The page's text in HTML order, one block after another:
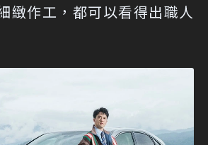
緻作工，都可以看得出職人